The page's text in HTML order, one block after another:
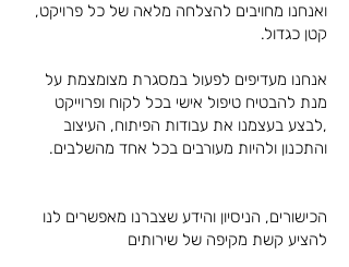
ואנחנו מחויבים להצלחה מלאה של כל פרויקט,
קטן כגדול.
אנחנו מעדיפים לפעול במסגרת מצומצמת על
מנת להבטיח טיפול אישי בכל לקוח ופרוייקט
,לבצע בעצמנו את עבודות הפיתוח, העיצוב
והתכנון ולהיות מעורבים בכל אחד מהשלבים.
הכישורים, הניסיון והידע שצברנו מאפשרים לנו
להציע קשת מקיפה של שירותים